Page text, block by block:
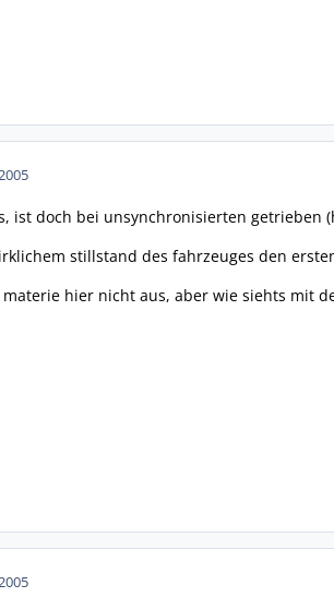
ist doch bei unsynchronisierten getrieben
stillstand des fahrzeuges den
hier nicht aus, aber wie siehts mit